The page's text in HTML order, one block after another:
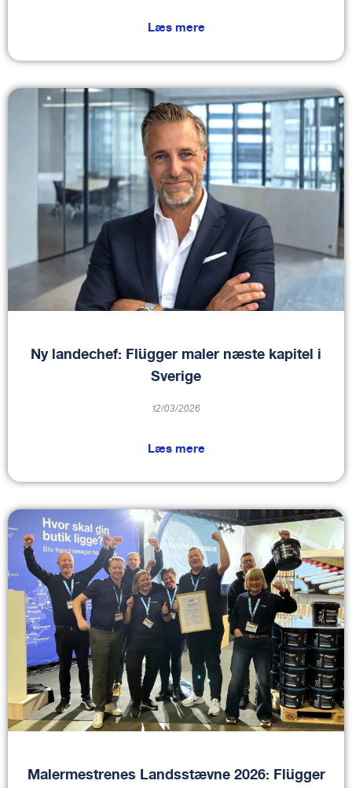
Læs mere
Ny landechef: Flügger maler næste kapitel i
Sverige
12/03/2026
Læs mere
Malermestrenes Landsstævne 2026: Flügger